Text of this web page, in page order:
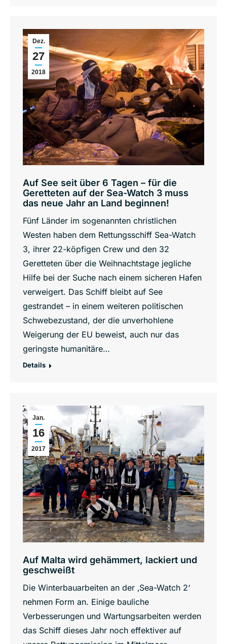
Dez.
27
2018
Auf See seit über 6 Tagen – für die
Geretteten auf der Sea-Watch 3 muss
das neue Jahr an Land beginnen!
Fünf Länder im sogenannten christlichen
Westen haben dem Rettungsschiff Sea-Watch
3, ihrer 22-köpfigen Crew und den 32
Geretteten über die Weihnachtstage jegliche
Hilfe bei der Suche nach einem sicheren Hafen
verweigert. Das Schiff bleibt auf See
gestrandet – in einem weiteren politischen
Schwebezustand, der die unverhohlene
Weigerung der EU beweist, auch nur das
geringste humanitäre…
Details
Jan.
16
2017
Auf Malta wird gehämmert, lackiert und
geschweißt
Die Winterbauarbeiten an der ‚Sea-Watch 2‘
nehmen Form an. Einige bauliche
Verbesserungen und Wartungsarbeiten werden
das Schiff dieses Jahr noch effektiver auf